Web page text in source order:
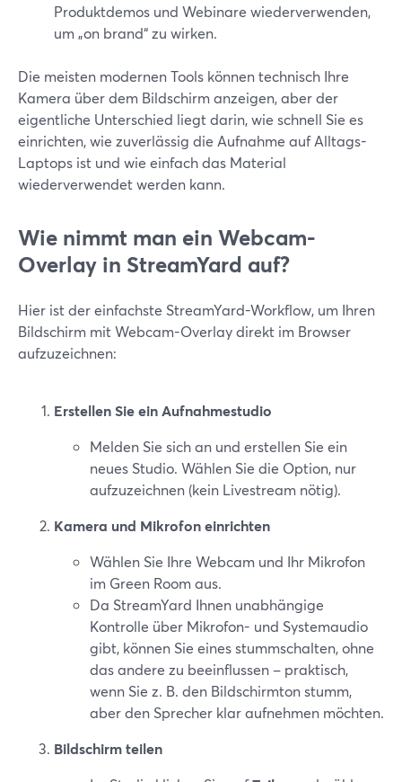
Produktdemos und Webinare wiederverwenden,
um „on brand“ zu wirken.
Die meisten modernen Tools können technisch Ihre
Kamera über dem Bildschirm anzeigen, aber der
eigentliche Unterschied liegt darin, wie schnell Sie es
einrichten, wie zuverlässig die Aufnahme auf Alltags-
Laptops ist und wie einfach das Material
wiederverwendet werden kann.
Wie nimmt man ein Webcam-
Overlay in StreamYard auf?
Hier ist der einfachste StreamYard-Workflow, um Ihren
Bildschirm mit Webcam-Overlay direkt im Browser
aufzuzeichnen:
Erstellen Sie ein Aufnahmestudio
Melden Sie sich an und erstellen Sie ein
neues Studio. Wählen Sie die Option, nur
aufzuzeichnen (kein Livestream nötig).
Kamera und Mikrofon einrichten
Wählen Sie Ihre Webcam und Ihr Mikrofon
im Green Room aus.
Da StreamYard Ihnen unabhängige
Kontrolle über Mikrofon- und Systemaudio
gibt, können Sie eines stummschalten, ohne
das andere zu beeinflussen – praktisch,
wenn Sie z. B. den Bildschirmton stumm,
aber den Sprecher klar aufnehmen möchten.
Bildschirm teilen